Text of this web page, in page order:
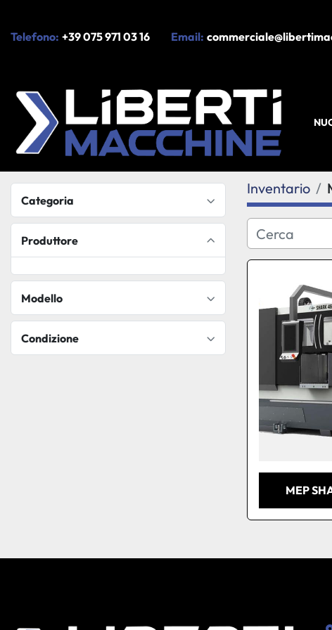
Telefono: +39 075 971 03 16 Email:
Categoria
Produttore
Modello
Condizione
Inventario
MEP